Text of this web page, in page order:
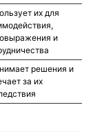
их для
и
решения и
за их